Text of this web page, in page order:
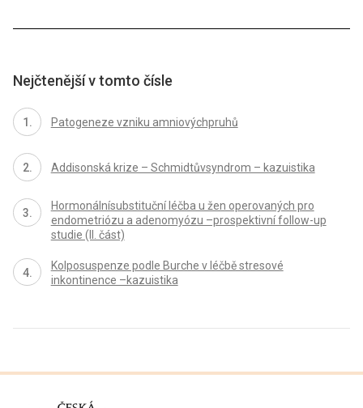
Nejčtenější v tomto čísle
Patogeneze vzniku amniovýchpruhů
Addisonská krize – Schmidtůvsyndrom – kazuistika
Hormonálnísubstituční léčba u žen operovaných pro
endometriózu a adenomyózu –prospektivní follow-up
studie (II. část)
Kolposuspenze podle Burche v léčbě stresové
inkontinence –kazuistika